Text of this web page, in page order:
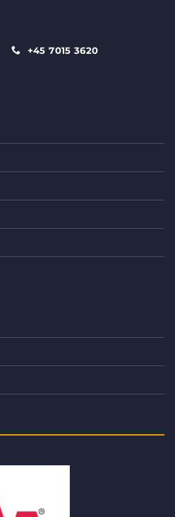
+45 7015 3620